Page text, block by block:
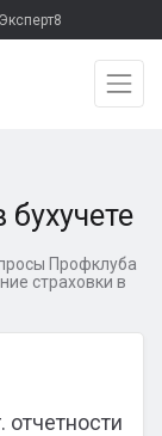
Профклуба
страховки в